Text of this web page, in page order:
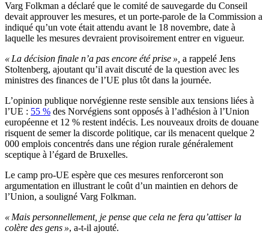
Varg Folkman a déclaré que le comité de sauvegarde du Conseil
devait approuver les mesures, et un porte-parole de la Commission a
indiqué qu’un vote était attendu avant le 18 novembre, date à
laquelle les mesures devraient provisoirement entrer en vigueur.
« La décision finale n’a pas encore été prise », a rappelé Jens
Stoltenberg, ajoutant qu’il avait discuté de la question avec les
ministres des finances de l’UE plus tôt dans la journée.
L’opinion publique norvégienne reste sensible aux tensions liées à
l’UE : 55 % des Norvégiens sont opposés à l’adhésion à l’Union
européenne et 12 % restent indécis. Les nouveaux droits de douane
risquent de semer la discorde politique, car ils menacent quelque 2
000 emplois concentrés dans une région rurale généralement
sceptique à l’égard de Bruxelles.
Le camp pro-UE espère que ces mesures renforceront son
argumentation en illustrant le coût d’un maintien en dehors de
l’Union, a souligné Varg Folkman.
« Mais personnellement, je pense que cela ne fera qu’attiser la
colère des gens », a-t-il ajouté.